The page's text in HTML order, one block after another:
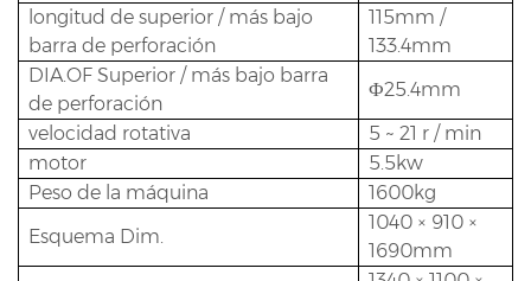
longitud de superior / más bajo
barra de perforación
115mm /
133.4mm
DIA.OF Superior / más bajo barra
de perforación
Ф25.4mm
velocidad rotativa
5 ~ 21 r / min
motor
5.5kw
Peso de la máquina
1600kg
Esquema Dim.
1040 × 910 ×
1690mm